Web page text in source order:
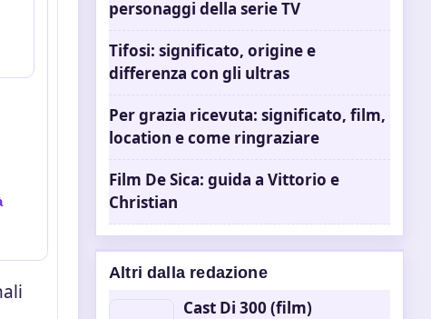
personaggi della serie TV
Tifosi: significato, origine e
differenza con gli ultras
Per grazia ricevuta: significato, film,
location e come ringraziare
Film De Sica: guida a Vittorio e
Christian
Altri dalla redazione
Cast Di 300 (film)